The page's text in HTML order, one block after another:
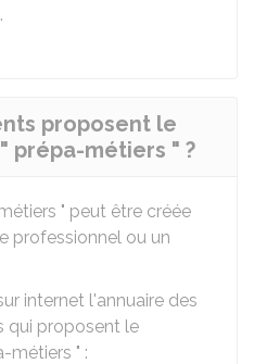
proposent le
prépa-métiers " ?
" peut être créée
professionnel ou un
internet l'annuaire des
qui proposent le
métiers " :